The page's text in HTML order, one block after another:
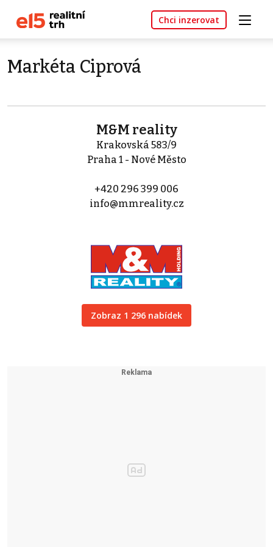
Chci inzerovat
Markéta Ciprová
M&M reality
Krakovská 583/9
Praha 1 - Nové Město
+420 296 399 006
info@mmreality.cz
Zobraz 1 296 nabídek